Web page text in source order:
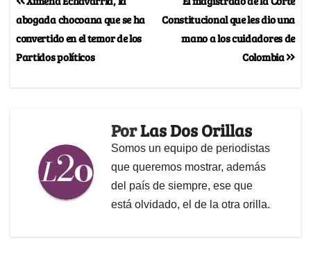
Constitucional que les dio una
mano a los cuidadores de
Colombia
abogada chocoana que se ha
convertido en el temor de los
Partidos políticos
PorLas Dos Orillas
Somos un equipo de periodistas
que queremos mostrar, además
del país de siempre, ese que
está olvidado, el de la otra orilla.